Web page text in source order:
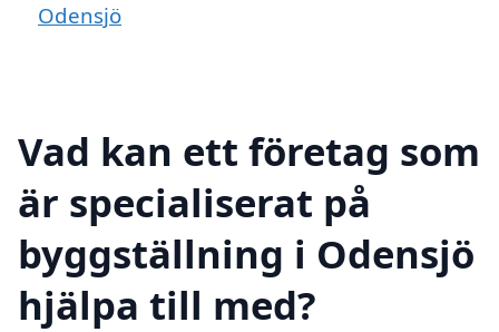
Odensjö
Vad kan ett företag som
är specialiserat på
byggställning i Odensjö
hjälpa till med?